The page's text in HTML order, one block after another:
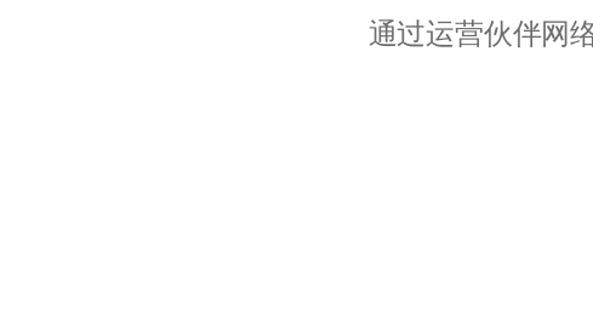
通过运营伙伴网